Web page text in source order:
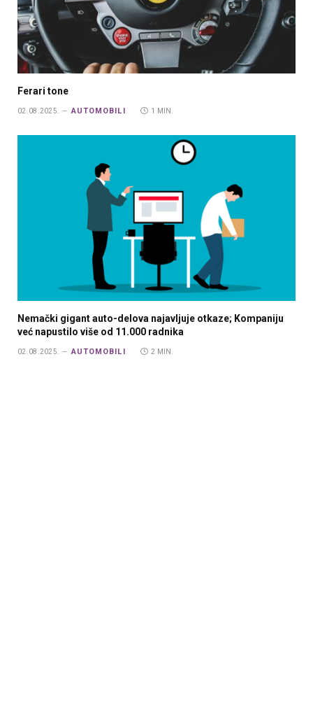
Ferari tone
02.08.2025. AUTOMOBILI 1 MIN.
Nemački gigant auto-delova najavljuje otkaze; Kompaniju
već napustilo više od 11.000 radnika
02.08.2025. AUTOMOBILI 2 MIN.